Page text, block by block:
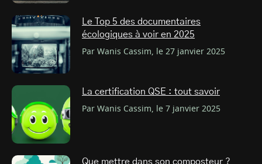
Le Top 5 des documentaires
écologiques à voir en 2025
Par Wanis Cassim, le 27 janvier 2025
La certification QSE : tout savoir
Par Wanis Cassim, le 7 janvier 2025
Que mettre dans son composteur ?